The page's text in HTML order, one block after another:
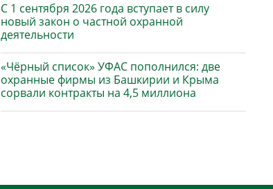
С 1 сентября 2026 года вступает в силу
новый закон о частной охранной
деятельности
«Чёрный список» УФАС пополнился: две
охранные фирмы из Башкирии и Крыма
сорвали контракты на 4,5 миллиона